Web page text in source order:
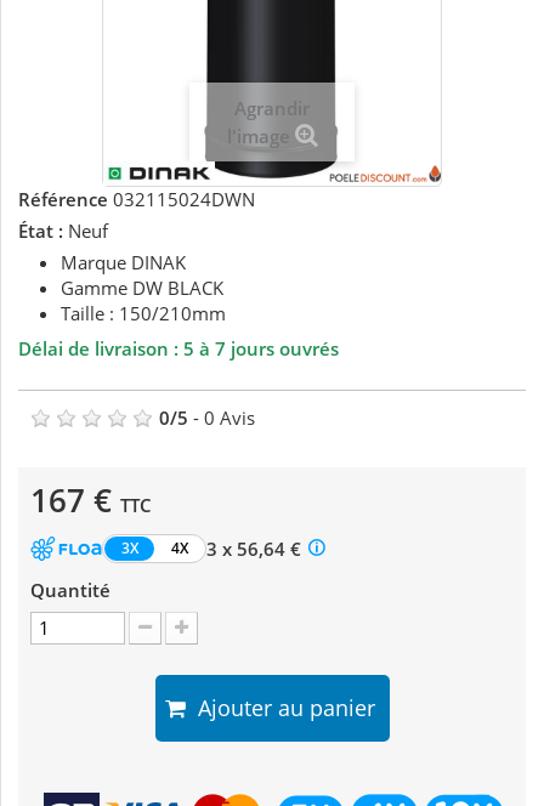
Agrandir
l'image
Référence 032115024DWN
État : Neuf
Marque DINAK
Gamme DW BLACK
Taille : 150/210mm
Délai de livraison : 5 à 7 jours ouvrés
0/5 - 0 Avis
167 € TTC
3X 4X
3 x 56,64 €
Quantité
Ajouter au panier